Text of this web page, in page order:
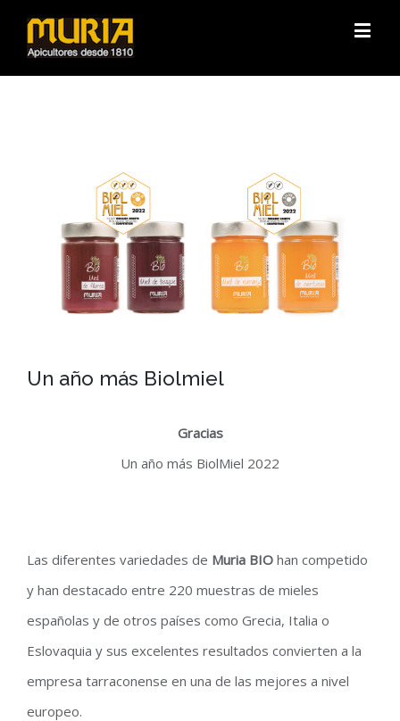
grande
Un año más Biolmiel
Gracias
Un año más BiolMiel 2022
Las diferentes variedades de Muria BIO han competido
y han destacado entre 220 muestras de mieles
españolas y de otros países como Grecia, Italia o
Eslovaquia y sus excelentes resultados convierten a la
empresa tarraconense en una de las mejores a nivel
europeo.